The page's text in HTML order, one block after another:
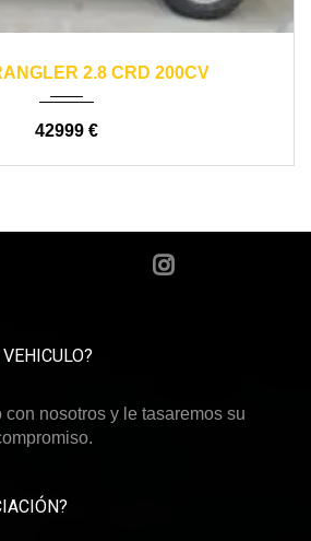
2.8 CRD 200CV
42999 €
con nosotros y le tasaremos su